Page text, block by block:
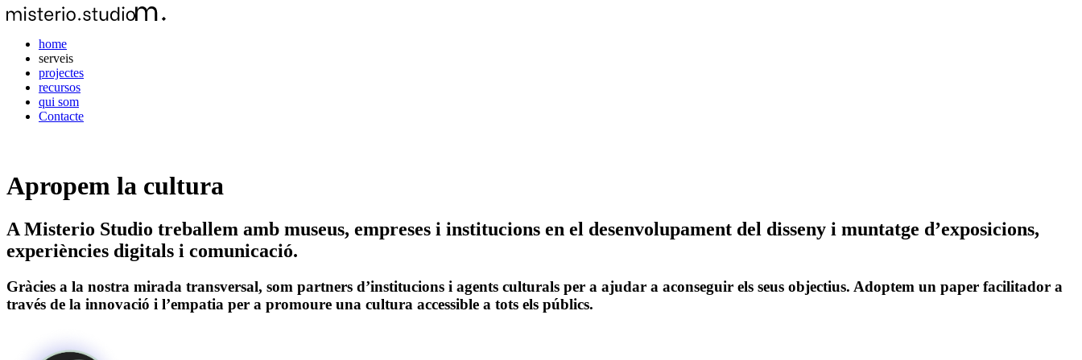
home
serveis
projectes
recursos
qui som
Contacte
Apropem la cultura
A Misterio Studio treballem amb museus, empreses i institucions en el desenvolupament del disseny i muntatge d’exposicions,
experiències digitals i comunicació.
Gràcies a la nostra mirada transversal, som partners d’institucions i agents culturals per a ajudar a aconseguir els seus objectius. Adoptem un paper facilitador a
través de la innovació i l’empatia per a promoure una cultura accessible a tots els públics.